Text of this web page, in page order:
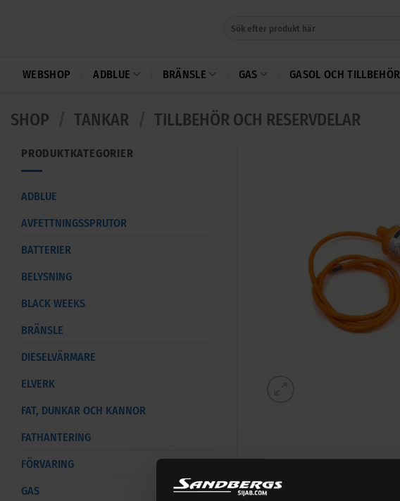
WEBSHOP ADBLUE BRÄNSLE GAS GASOL OCH TILLBEHÖR
SHOP TANKAR TILLBEHÖR OCH RESERVDELAR
PRODUKTKATEGORIER
ADBLUE
AVFETTNINGSSPRUTOR
BATTERIER
BELYSNING
BLACK WEEKS
BRÄNSLE
DIESELVÄRMARE
ELVERK
FAT, DUNKAR OCH KANNOR
FATHANTERING
FÖRVARING
GAS